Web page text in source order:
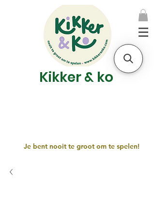
Kikker & ko
Je bent nooit te groot om te spelen!